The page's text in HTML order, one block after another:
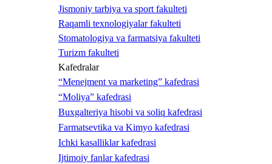
Jismoniy tarbiya va sport fakulteti
Raqamli texnologiyalar fakulteti
Stomatologiya va farmatsiya fakulteti
Turizm fakulteti
Kafedralar
“Menejment va marketing” kafedrasi
“Moliya” kafedrasi
Buxgalteriya hisobi va soliq kafedrasi
Farmatsevtika va Kimyo kafedrasi
Ichki kasalliklar kafedrasi
Ijtimoiy fanlar kafedrasi